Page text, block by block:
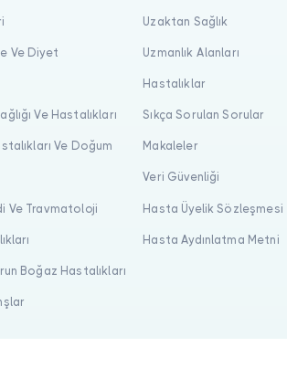
Ve Diyet
Ve Hastalıkları
Ve Doğum
Ve Travmatoloji
Boğaz Hastalıkları
Uzaktan Sağlık
Uzmanlık Alanları
Hastalıklar
Sıkça Sorulan Sorular
Makaleler
Veri Güvenliği
Hasta Üyelik Sözleşmesi
Hasta Aydınlatma Metni